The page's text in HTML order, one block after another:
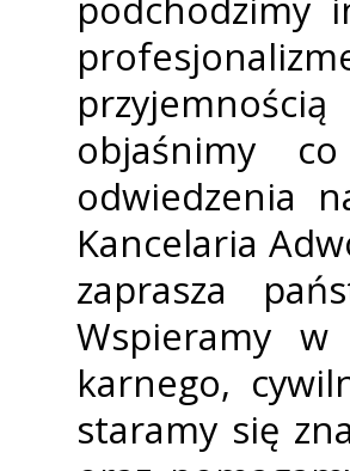
podchodzimy
objaśnimy
odwiedzenia
Kancelaria
zaprasza
Wspieramy
karnego,
staramy się